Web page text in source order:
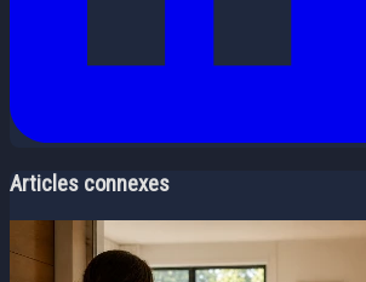
Articles connexes